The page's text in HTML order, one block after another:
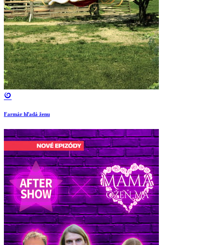
Farmár hľadá ženu